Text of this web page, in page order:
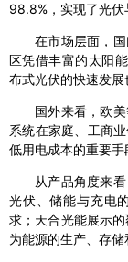
98.8%，实现了光伏
在市场层面，
区凭借丰富的太阳
布式光伏的快速发展
国外来看，欧
系统在家庭、工商
低用电成本的重要手
从产品角度来
光伏、储能与充电
求；天合光能展示的
为能源的生产、存储